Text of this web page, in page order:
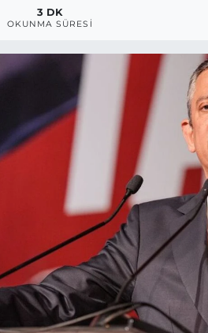
3 DK
OKUNMA SÜRESI